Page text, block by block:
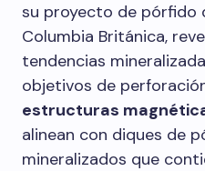
su proyecto de pórfido
Columbia Británica,
tendencias
objetivos de
estructuras
alinean con diques de
mineralizados que